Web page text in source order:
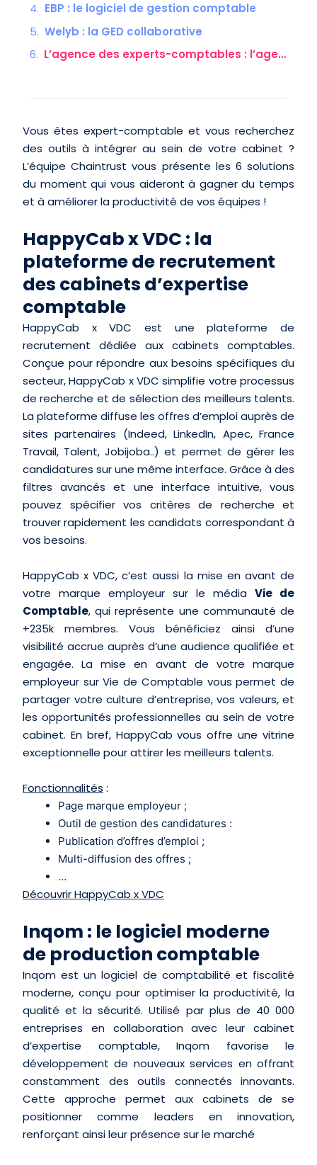
EBP : le logiciel de gestion comptable
Welyb : la GED collaborative
L’agence des experts-comptables : l’agence de communication des cabinets
Vous êtes expert-comptable et vous recherchez
des outils à intégrer au sein de votre cabinet ?
L’équipe Chaintrust vous présente les 6 solutions
du moment qui vous aideront à gagner du temps
et à améliorer la productivité de vos équipes !
HappyCab x VDC : la
plateforme de recrutement
des cabinets d’expertise
comptable
HappyCab x VDC est une plateforme de
recrutement dédiée aux cabinets comptables.
Conçue pour répondre aux besoins spécifiques du
secteur, HappyCab x VDC simplifie votre processus
de recherche et de sélection des meilleurs talents.
La plateforme diffuse les offres d’emploi auprès de
sites partenaires (Indeed, LinkedIn, Apec, France
Travail, Talent, Jobijoba..) et permet de gérer les
candidatures sur une même interface. Grâce à des
filtres avancés et une interface intuitive, vous
pouvez spécifier vos critères de recherche et
trouver rapidement les candidats correspondant à
vos besoins.
HappyCab x VDC, c’est aussi la mise en avant de
votre marque employeur sur le média Vie de
Comptable, qui représente une communauté de
+235k membres. Vous bénéficiez ainsi d’une
visibilité accrue auprès d’une audience qualifiée et
engagée. La mise en avant de votre marque
employeur sur Vie de Comptable vous permet de
partager votre culture d’entreprise, vos valeurs, et
les opportunités professionnelles au sein de votre
cabinet. En bref, HappyCab vous offre une vitrine
exceptionnelle pour attirer les meilleurs talents.
Fonctionnalités :
Page marque employeur ;
Outil de gestion des candidatures :
Publication d’offres d’emploi ;
Multi-diffusion des offres ;
…
Découvrir HappyCab x VDC
Inqom : le logiciel moderne
de production comptable
Inqom est un logiciel de comptabilité et fiscalité
moderne, conçu pour optimiser la productivité, la
qualité et la sécurité. Utilisé par plus de 40 000
entreprises en collaboration avec leur cabinet
d’expertise comptable, Inqom favorise le
développement de nouveaux services en offrant
constamment des outils connectés innovants.
Cette approche permet aux cabinets de se
positionner comme leaders en innovation,
renforçant ainsi leur présence sur le marché